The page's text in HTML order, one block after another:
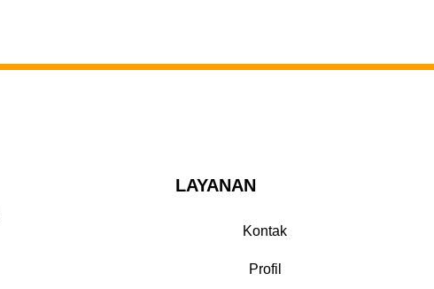
LAYANAN
Kontak
Profil